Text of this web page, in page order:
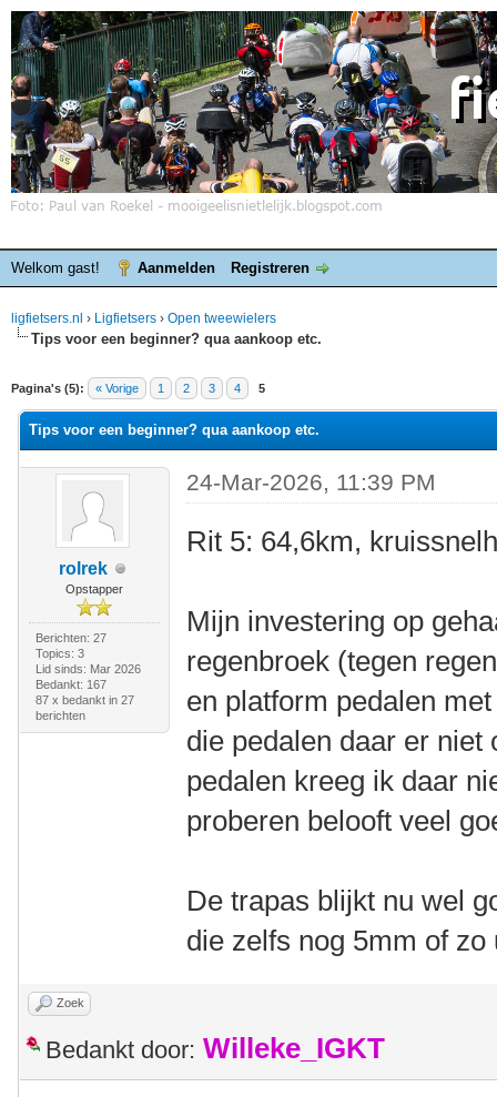
Welkom gast! Aanmelden Registreren
ligfietsers.nl › Ligfietsers › Open tweewielers
Tips voor een beginner? qua aankoop etc.
Pagina's (5): « Vorige 1 2 3 4 5
waardering is 0
Tips voor een beginner? qua aankoop etc.
rolrek
Opstapper
Berichten: 27
Topics: 3
Lid sinds: Mar 2026
Bedankt: 167
87 x bedankt in 27
berichten
24-Mar-2026, 11:39 PM
Rit 5: 64,6km,
Mijn investering op
regenbroek (tegen
en platform pedalen
die pedalen daar er niet
pedalen kreeg ik daar
proberen belooft veel
De trapas blijkt nu wel
die zelfs nog 5mm of zo
Zoek
Bedankt door: Willeke_IGKT